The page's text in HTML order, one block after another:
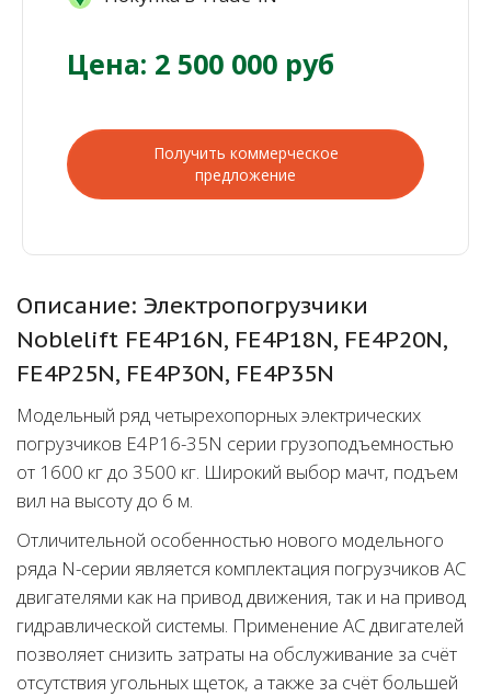
Цена: 2 500 000 руб
Получить коммерческое
предложение
Описание: Электропогрузчики
Noblelift FE4P16N, FE4P18N, FE4P20N,
FE4P25N, FE4P30N, FE4P35N
Модельный ряд четырехопорных электрических
погрузчиков E4P16-35N серии грузоподъемностью
от 1600 кг до 3500 кг. Широкий выбор мачт, подъем
вил на высоту до 6 м.
Отличительной особенностью нового модельного
ряда N-серии является комплектация погрузчиков АС
двигателями как на привод движения, так и на привод
гидравлической системы. Применение АС двигателей
позволяет снизить затраты на обслуживание за счёт
отсутствия угольных щеток, а также за счёт большей